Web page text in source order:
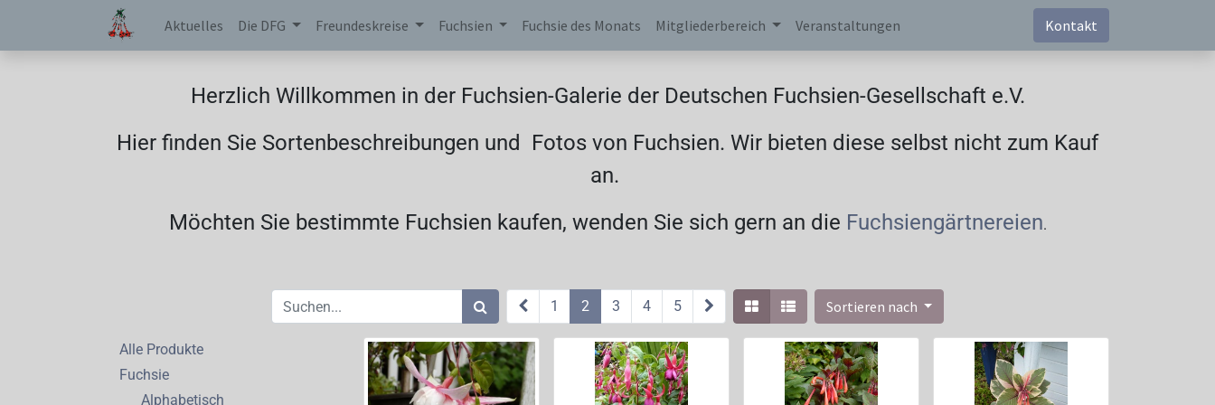
Aktuelles Die DFG Freundeskreise Fuchsien Fuchsie des Monats Mitgliederbereich Veranstaltungen Kontakt
Herzlich Willkommen in der Fuchsien-Galerie der Deutschen Fuchsien-Gesellschaft e.V.
Hier finden Sie Sortenbeschreibungen und Fotos von Fuchsien. Wir bieten diese selbst nicht zum Kauf
an.
Möchten Sie bestimmte Fuchsien kaufen, wenden Sie sich gern an die Fuchsiengärtnereien.
1 2 3 4 5 Sortieren nach
Alle Produkte
Fuchsie
Alphabetisch